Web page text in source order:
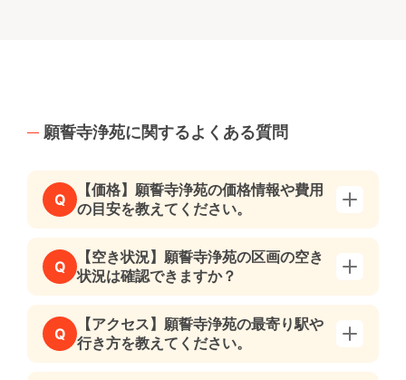
願誓寺浄苑に関するよくある質問
Q
【価格】願誓寺浄苑の価格情報や費用
の目安を教えてください。
Q
【空き状況】願誓寺浄苑の区画の空き
状況は確認できますか？
Q
【アクセス】願誓寺浄苑の最寄り駅や
行き方を教えてください。